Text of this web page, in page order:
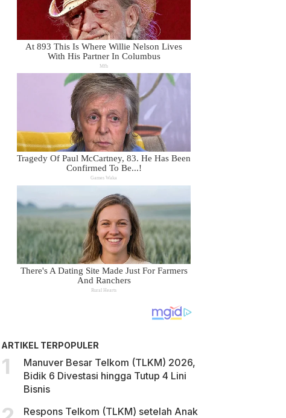
ARTIKEL TERPOPULER
Manuver Besar Telkom (TLKM) 2026,
Bidik 6 Divestasi hingga Tutup 4 Lini
Bisnis
Respons Telkom (TLKM) setelah Anak